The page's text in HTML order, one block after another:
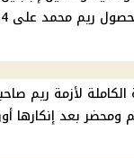
محمد على 4% بالثانوية العامة
ومحضر بعد إنكارها